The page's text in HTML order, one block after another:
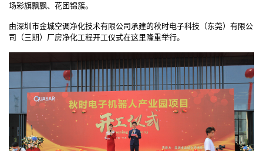
场彩旗飘飘、花团锦簇。
由深圳市金城空调净化技术有限公司承建的秋时电子科技（东莞）有限公
司（三期）厂房净化工程开工仪式在这里隆重举行。